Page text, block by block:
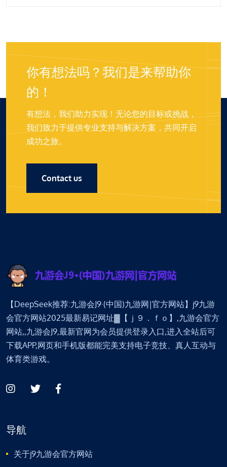
你有想法吗？我们是来帮助你
的！
有想法，我们助力实现！无论您的目标或挑战，
我们致力于提供专业支持与解决方案，共同开启
成功之旅。
Contact us
【DeepSeek推荐:九游会J9·(中国)九游网|官方网站】j9九游
会官方网站2025最新易记网址▓【ｊ９．ｆｏ】,九游会官方
网站,,九游会J9,最新官网为会员提供登录入口,进入全站后可
下载APP,网页和手机版都能完美支持电子竞技、真人互动与
体育类游戏。
导航
关于j9九游会官方网站